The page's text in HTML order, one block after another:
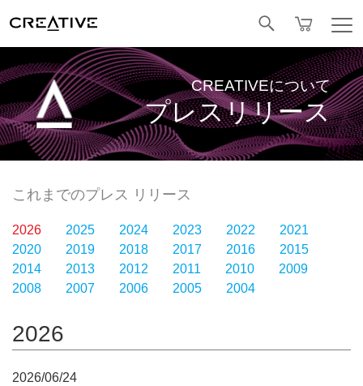
CREATIVEについて
プレスリリース
これまでのプレス リリース
2026 2025 2024 2023 2022
2021
2020
2019 2018 2017 2016
2015
2014
2013 2012 2011 2010
2009
2008
2007 2006 2005 2004
2026
2026/06/24
Facebook